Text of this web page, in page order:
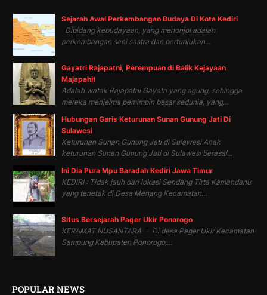
Sejarah Awal Perkembangan Budaya Di Kota Kediri
Dibidang kebudayaan, yang menonjol adalah
perkembangan seni sastra dan pertunjukan...
Gayatri Rajapatni, Perempuan di Balik Kejayaan
Majapahit
Adalah watak Rajapatni Gayatri yang agung, sehingga
mereka menjelma pemimpin besar sedunia, yang...
Hubungan Garis Keturunan Sunan Gunung Jati Di
Sulawesi
Keturunan Sunan Gunung Jati di Sulawesi Anak
keturunan Sunan Gunung Jati di Sulawesi berasal...
Ini Dia Pura Mpu Baradah Kediri Jawa Timur
KEDIRI : Tidak jauh dari lokasi Sendang Tirta Kamandanu
yang terletak di Desa Menang Kecamatan...
Situs Bersejarah Pager Ukir Ponorogo
KERAMAT NUSANTARA - Di desa Pager Ukir Kecamatan
Sampung Kabupaten Ponorogo,...
POPULAR NEWS